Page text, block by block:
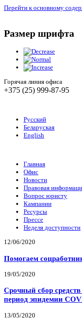
Перейти к основному
Размер шрифта
Горячая линия офиса
+375 (25) 999-87-95
Русский
Беларуская
English
Главная
Офис
Новости
Правовая
Вопрос юристу
Кампании
Ресурсы
Прессе
Неделя доступности
12/06/2020
Помогаем
19/05/2020
Срочный сбор
период эпидемии
13/05/2020